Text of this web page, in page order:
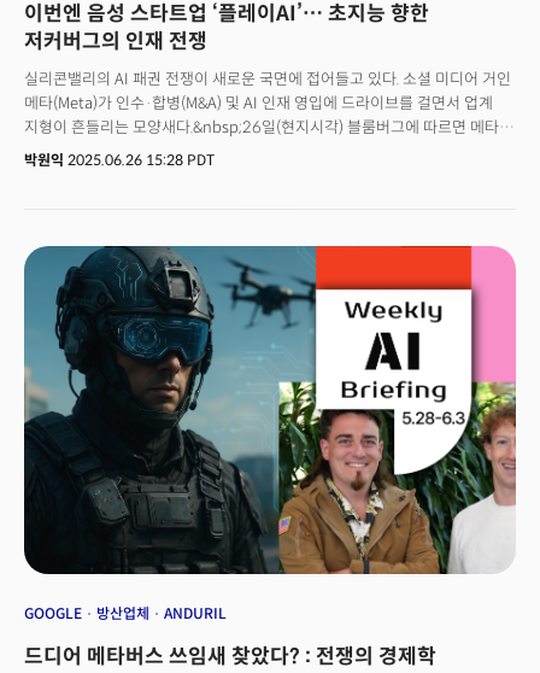
이번엔 음성 스타트업 ‘플레이AI’… 초지능 향한
저커버그의 인재 전쟁
실리콘밸리의 AI 패권 전쟁이 새로운 국면에 접어들고 있다. 소셜 미디어 거인
메타(Meta)가 인수·합병(M&A) 및 AI 인재 영입에 드라이브를 걸면서 업계
지형이 흔들리는 모양새다.&nbsp;26일(현지시각) 블룸버그에 따르면 메타는
인간의 목소리를 정교하게 복제하고 생성하는 기술을 보유한 AI 스타트업
흡수하는 ‘애퀴-하이어링(Acqui-hiring)’ 형태가 될 것이란 관측이 나온다.
거래와 관련한 구체적 정보는 아직 확인되지 않았으며 막바지 조율 단계에
있는 것으로 알려졌다.이번 인수 논의는 마크 저커버그 메타 CEO가 직접
지휘하는 거대한 전략의 일부로 해석된다. 최근 몇 년간 오픈AI와 구글 등
경쟁사에 비해 AI 분야에서 뒤처졌다는 평가를 받아온 메타가 인재 확보를
통한 기술 격차 해소라는 목표를 수립, 전방위적인 공세를 펼치고 있는 것이다.
특히 ‘초지능(Superintelligence)’, 즉 인간의 지능을 모든 면에서 뛰어넘는
범용인공지능(AGI) 개발 경쟁에서 우위를 점하기 위한 행보라는 분석이
지배적이다.
박원익 2025.06.26 15:28 PDT
GOOGLE 방산업체 ANDURIL
드디어 메타버스 쓰임새 찾았다? : 전쟁의 경제학